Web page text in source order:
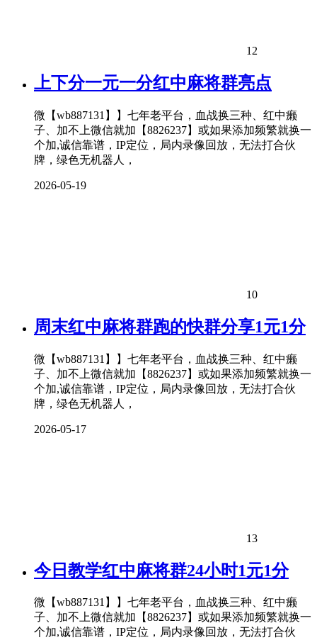
12
上下分一元一分红中麻将群亮点
微【wb887131】】七年老平台，血战换三种、红中癞
子、加不上微信就加【8826237】或如果添加频繁就换一
个加,诚信靠谱，IP定位，局内录像回放，无法打合伙
牌，绿色无机器人，
2026-05-19
10
周末红中麻将群跑的快群分享1元1分
微【wb887131】】七年老平台，血战换三种、红中癞
子、加不上微信就加【8826237】或如果添加频繁就换一
个加,诚信靠谱，IP定位，局内录像回放，无法打合伙
牌，绿色无机器人，
2026-05-17
13
今日教学红中麻将群24小时1元1分
微【wb887131】】七年老平台，血战换三种、红中癞
子、加不上微信就加【8826237】或如果添加频繁就换一
个加,诚信靠谱，IP定位，局内录像回放，无法打合伙